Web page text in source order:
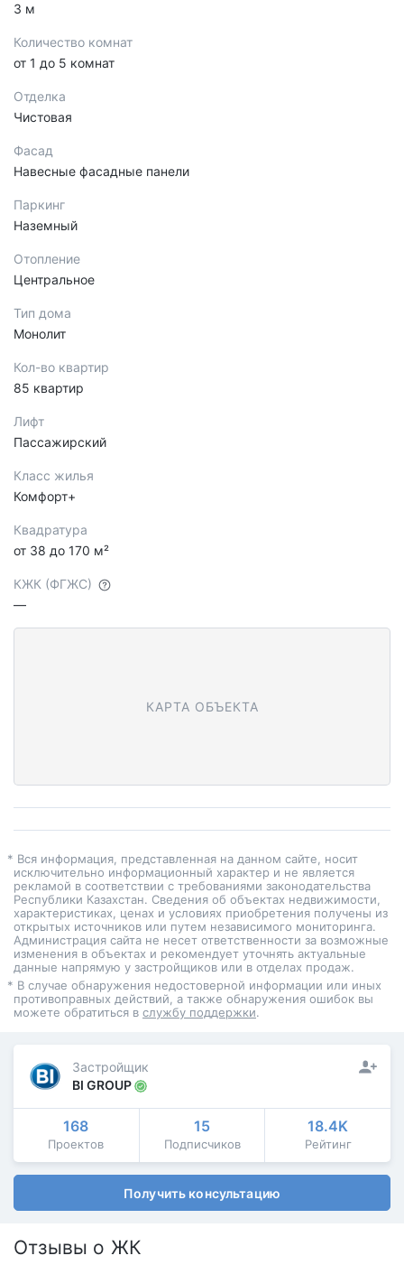
3 м
Количество комнат
от 1 до 5 комнат
Отделка
Чистовая
Фасад
Навесные фасадные панели
Паркинг
Наземный
Отопление
Центральное
Тип дома
Монолит
Кол-во квартир
85 квартир
Лифт
Пассажирский
Класс жилья
Комфорт+
Квадратура
от 38 до 170 м²
КЖК (ФГЖС)
—
КАРТА ОБЪЕКТА
* Вся информация, представленная на данном сайте, носит
исключительно информационный характер и не является
рекламой в соответствии с требованиями законодательства
Республики Казахстан. Сведения об объектах недвижимости,
характеристиках, ценах и условиях приобретения получены из
открытых источников или путем независимого мониторинга.
Администрация сайта не несет ответственности за возможные
изменения в объектах и рекомендует уточнять актуальные
данные напрямую у застройщиков или в отделах продаж.
* В случае обнаружения недостоверной информации или иных
противоправных действий, а также обнаружения ошибок вы
можете обратиться в службу поддержки.
Застройщик
BI GROUP
168
Проектов
15
Подписчиков
18.4K
Рейтинг
Получить консультацию
Отзывы о ЖК